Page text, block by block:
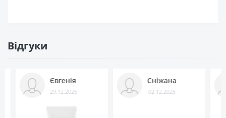
Відгуки
Євгенія
29.12.2025
Сніжана
02.12.2025